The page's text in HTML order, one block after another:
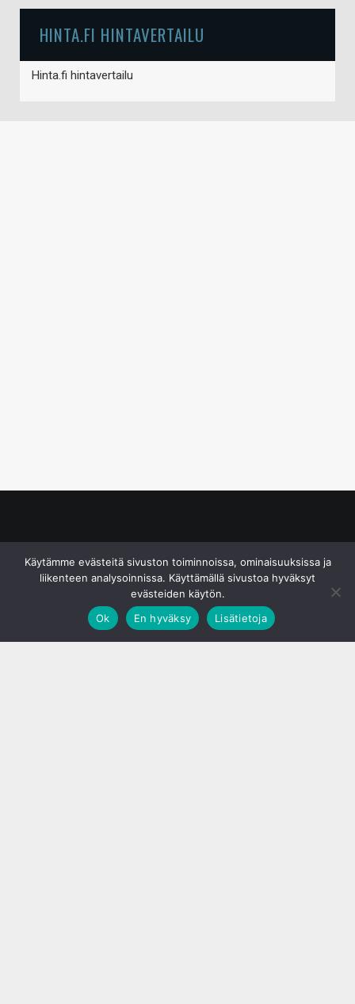
HINTA.FI HINTAVERTAILU
Hinta.fi hintavertailu
Käytämme evästeitä sivuston toiminnoissa, ominaisuuksissa ja
liikenteen analysoinnissa. Käyttämällä sivustoa hyväksyt
evästeiden käytön.
Ok
En hyväksy Lisätietoja